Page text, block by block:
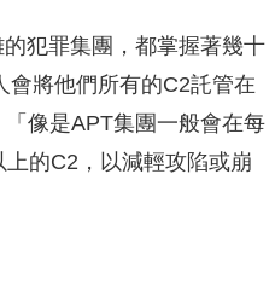
的犯罪集團，都掌握著幾十
會將他們所有的C2託管在
像是APT集團一般會在每
的C2，以減輕攻陷或崩